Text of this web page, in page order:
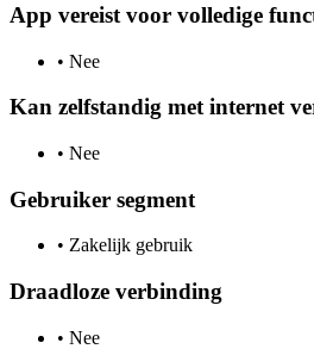
App vereist voor volledige
• Nee
Kan zelfstandig met internet
• Nee
Gebruiker segment
• Zakelijk gebruik
Draadloze verbinding
• Nee